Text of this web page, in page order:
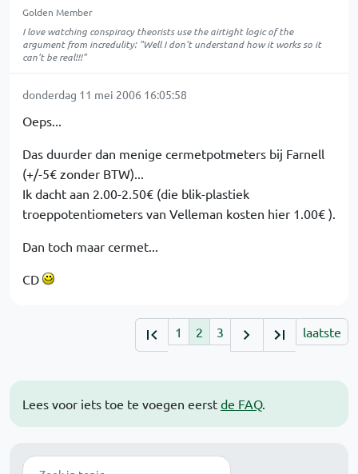
Lees voor iets toe te voegen eerst de FAQ.
Zoek
Golden Member
I love watching conspiracy theorists use the airtight logic of the
argument from incredulity: "Well I don't understand how it works so it
can't be real!!!"
donderdag 11 mei 2006 16:05:58
Oeps...
Das duurder dan menige cermetpotmeters bij Farnell
(+/-5€ zonder BTW)...
Ik dacht aan 2.00-2.50€ (die blik-plastiek
troeppotentiometers van Velleman kosten hier 1.00€ ).
Dan toch maar cermet...
CD
1 2 3 laatste